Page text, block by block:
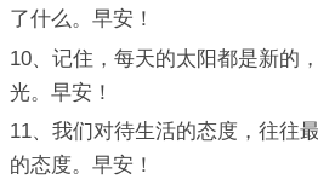
了什么。早安！
10、记住，每天的太阳都是新的
光。早安！
11、我们对待生活的态度，往往
的态度。早安！